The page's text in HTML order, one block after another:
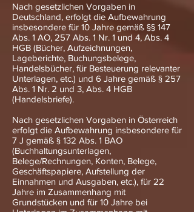
Nach gesetzlichen Vorgaben in
Deutschland, erfolgt die Aufbewahrung
insbesondere für 10 Jahre gemäß §§ 147
Abs. 1 AO, 257 Abs. 1 Nr. 1 und 4, Abs. 4
HGB (Bücher, Aufzeichnungen,
Lageberichte, Buchungsbelege,
Handelsbücher, für Besteuerung relevanter
Unterlagen, etc.) und 6 Jahre gemäß § 257
Abs. 1 Nr. 2 und 3, Abs. 4 HGB
(Handelsbriefe).
Nach gesetzlichen Vorgaben in Österreich
erfolgt die Aufbewahrung insbesondere für
7 J gemäß § 132 Abs. 1 BAO
(Buchhaltungsunterlagen,
Belege/Rechnungen, Konten, Belege,
Geschäftspapiere, Aufstellung der
Einnahmen und Ausgaben, etc.), für 22
Jahre im Zusammenhang mit
Grundstücken und für 10 Jahre bei